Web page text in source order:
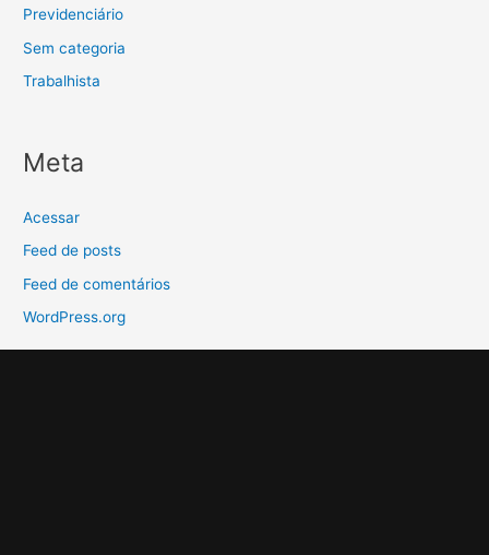
Previdenciário
Sem categoria
Trabalhista
Meta
Acessar
Feed de posts
Feed de comentários
WordPress.org